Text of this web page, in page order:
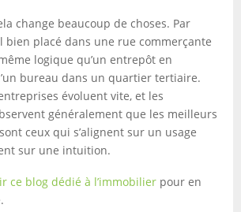
change beaucoup de choses. Par
bien placé dans une rue commerçante
logique qu’un entrepôt en
bureau dans un quartier tertiaire.
évoluent vite, et les
généralement que les meilleurs
ceux qui s’alignent sur un usage
sur une intuition.
ce blog dédié à l’immobilier pour en